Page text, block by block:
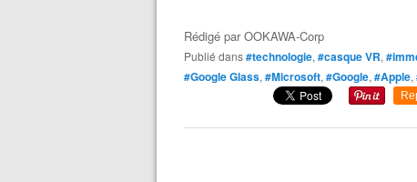
Rédigé parOOKAWA-Corp
Publié dans#technologie, #casque VR,
#Google Glass, #Microsoft, #Google, #Apple,